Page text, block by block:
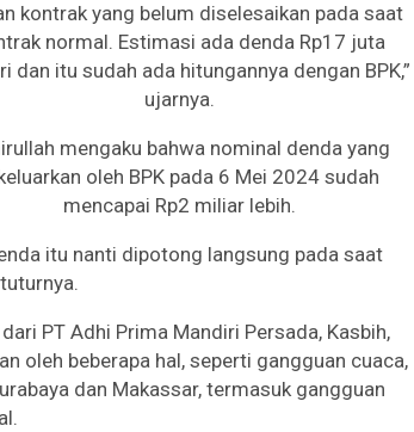
kontrak yang belum diselesaikan pada saat
normal. Estimasi ada denda Rp17 juta
dan itu sudah ada hitungannya dengan BPK,”
ujarnya.
mengaku bahwa nominal denda yang
oleh BPK pada 6 Mei 2024 sudah
mencapai Rp2 miliar lebih.
itu nanti dipotong langsung pada saat
PT Adhi Prima Mandiri Persada, Kasbih,
oleh beberapa hal, seperti gangguan cuaca,
dan Makassar, termasuk gangguan